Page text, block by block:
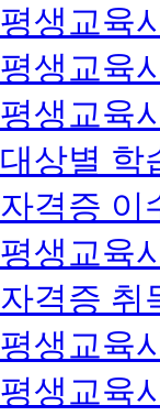
평생교육
평생교육
평생교육
대상별 학
자격증 이
평생교육
자격증 취
평생교육
평생교육